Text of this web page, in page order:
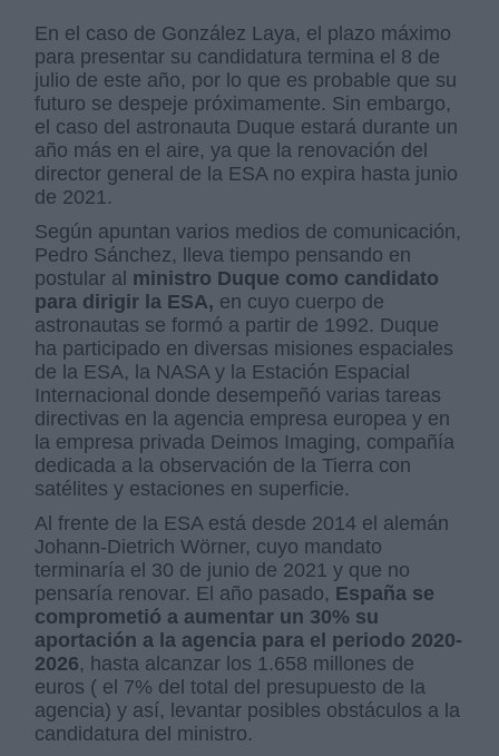
En el caso de González Laya, el plazo máximo
para presentar su candidatura termina el 8 de
julio de este año, por lo que es probable que su
futuro se despeje próximamente. Sin embargo,
el caso del astronauta Duque estará durante un
año más en el aire, ya que la renovación del
director general de la ESA no expira hasta junio
de 2021.
Según apuntan varios medios de comunicación,
Pedro Sánchez, lleva tiempo pensando en
postular al ministro Duque como candidato
para dirigir la ESA, en cuyo cuerpo de
astronautas se formó a partir de 1992. Duque
ha participado en diversas misiones espaciales
de la ESA, la NASA y la Estación Espacial
Internacional donde desempeñó varias tareas
directivas en la agencia empresa europea y en
la empresa privada Deimos Imaging, compañía
dedicada a la observación de la Tierra con
satélites y estaciones en superficie.
Al frente de la ESA está desde 2014 el alemán
Johann-Dietrich Wörner, cuyo mandato
terminaría el 30 de junio de 2021 y que no
pensaría renovar. El año pasado, España se
comprometió a aumentar un 30% su
aportación a la agencia para el periodo 2020-
2026, hasta alcanzar los 1.658 millones de
euros ( el 7% del total del presupuesto de la
agencia) y así, levantar posibles obstáculos a la
candidatura del ministro.